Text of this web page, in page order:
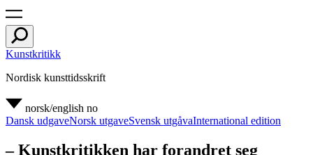
Kunstkritikk
Nordisk kunsttidsskrift
norsk/english no
Dansk udgaveNorsk utgaveSvensk utgåvaInternational edition
– Kunstkritikken har forandret seg